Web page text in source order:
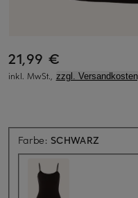
21,99 €
inkl. MwSt., zzgl.
Farbe: SCHWARZ